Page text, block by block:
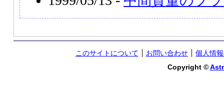
このサイトについて お問い合わせ
個人情
Copyright ©